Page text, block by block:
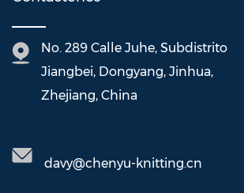
No. 289 Calle Juhe, Subdistrito
Jiangbei, Dongyang, Jinhua,
Zhejiang, China
davy@chenyu-knitting.cn